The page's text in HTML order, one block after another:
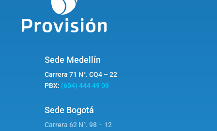
Sede Medellín
Carrera 71 N°. CQ4 – 22
PBX: (604) 444 49 09
Sede Bogotá
Carrera 62 N°. 98 – 12